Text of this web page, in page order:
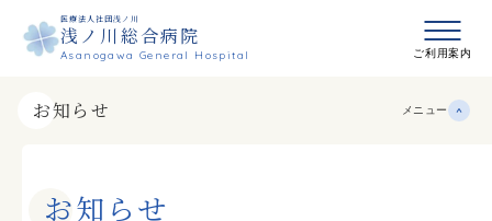
メニュ
ご利用案内
医療法人社団浅ノ川
浅ノ川総合病院
Asanogawa General Hospital
お知らせ メニュー
お知 らせ